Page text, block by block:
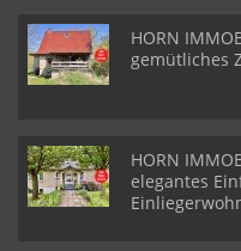
HORN
gemütliches
HORN
elegantes